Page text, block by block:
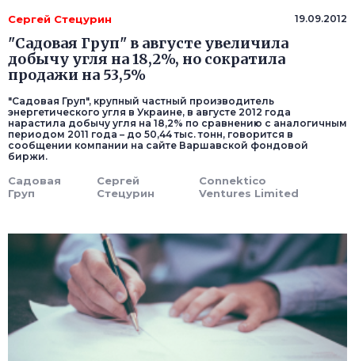
Сергей Стецурин 19.09.2012
"Садовая Груп" в августе увеличила
добычу угля на 18,2%, но сократила
продажи на 53,5%
"Садовая Груп", крупный частный производитель
энергетического угля в Украине, в августе 2012 года
нарастила добычу угля на 18,2% по сравнению с аналогичным
периодом 2011 года – до 50,44 тыс. тонн, говорится в
сообщении компании на сайте Варшавской фондовой
биржи.
Садовая
Груп
Сергей
Стецурин
Connektico
Ventures Limited